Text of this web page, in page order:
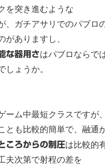
を突き進むような
、ガチアサリでのパブロ
がありますし、
な器用さはパブロならで
しょうか。
ーム中最短クラスですが
とも比較的簡単で、融通
ころからの制圧は比較的
夫次第で射程の差を